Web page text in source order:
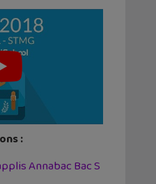
:
Annabac Bac S